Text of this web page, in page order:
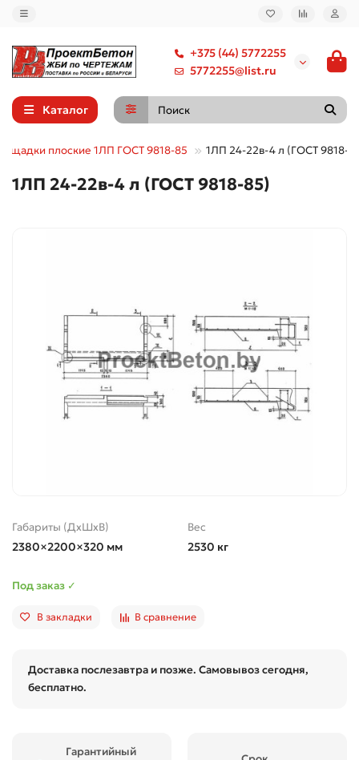
+375 (44) 5772255
5772255@list.ru
Каталог
плоские 1ЛП ГОСТ 9818-85 1ЛП 24-22в-4 л (ГОСТ 9818-
1ЛП 24-22в-4 л (ГОСТ 9818-85)
Габариты (ДхШхВ)
2380×2200×320 мм
Вес
2530 кг
Под заказ ✓
В закладки В сравнение
Доставка послезавтра и позже. Самовывоз сегодня,
бесплатно.
Гарантийный